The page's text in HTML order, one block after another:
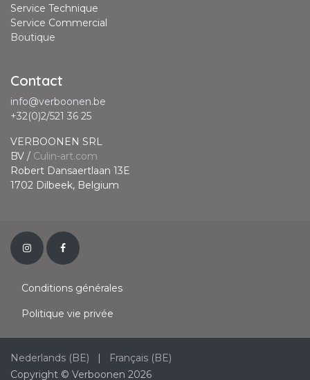
Service Technique
Service Commercial
Boutique
Contact
info@verboonen.be
+32(0)2/521 36 25
VERBOONEN SRL
BV / Culin-art.com
Robert Dansaertlaan 13E
1702 Dilbeek, Belgium
Conditions générales
Politique vie privée
Copyright © Verboonen 2026
Nederlands (BE) Français (BE)